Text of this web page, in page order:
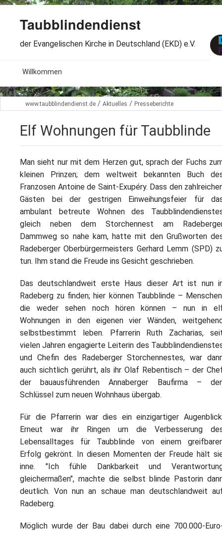
Taubblindendienst
der Evangelischen Kirche in Deutschland (EKD) e.V.
Willkommen
Aktuelles
Arbeitsbereiche
Spenden
Dabeisein
Kontakt
www.taubblindendienst.de / Aktuelles / Presseberichte
Elf Wohnungen für Taubblinde
Man sieht nur mit dem Herzen gut, sprach der Fuchs
kleinen Prinzen; dem weltweit bekannten Buch
Franzosen Antoine de Saint-Exupéry. Dass den
Gästen bei der gestrigen Einweihungsfeier für
ambulant betreute Wohnen des
gleich neben dem Storchennest am
Dammweg so nahe kam, hatte mit den Grußworten
Radeberger Oberbürgermeisters Gerhard Lemm (SPD)
tun. Ihm stand die Freude ins Gesicht geschrieben.
Das deutschlandweit erste Haus dieser Art ist nun
Radeberg zu finden; hier können Taubblinde –
die weder sehen noch hören können – nun in
Wohnungen in den eigenen vier Wänden,
selbstbestimmt leben. Pfarrerin Ruth Zacharias,
vielen Jahren engagierte Leiterin des
und Chefin des Radeberger Storchennestes, war
auch sichtlich gerührt, als ihr Olaf Rebentisch – der
der bauausführenden Annaberger Baufirma –
Schlüssel zum neuen Wohnhaus übergab.
Für die Pfarrerin war dies ein einzigartiger
Erneut war ihr Ringen um die Verbesserung
Lebensalltages für Taubblinde von einem
Erfolg gekrönt. In diesen Momenten der Freude hält
inne. "Ich fühle Dankbarkeit und
gleichermaßen", machte die selbst blinde Pastorin
deutlich. Von nun an schaue man deutschlandweit
Radeberg.
Möglich wurde der Bau dabei durch eine 700.000-